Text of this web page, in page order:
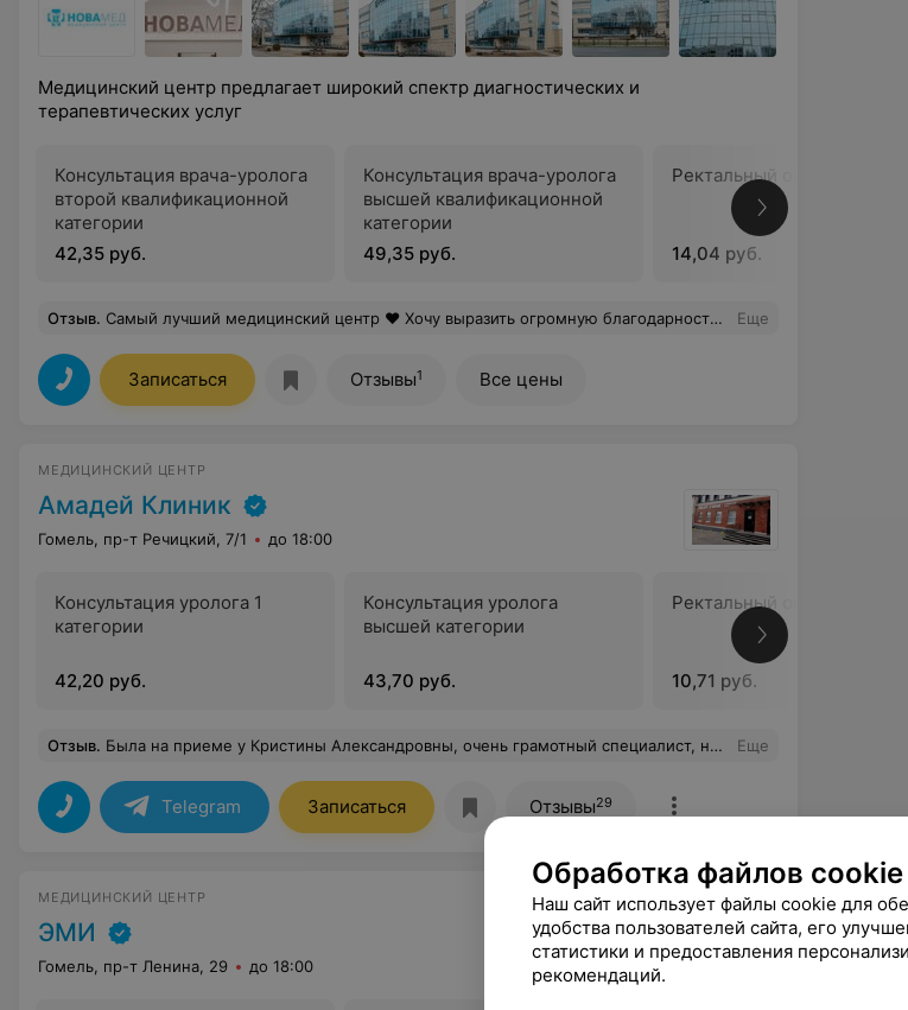
Медицинский центр предлагает широкий спектр диагностических и
терапевтических услуг
Консультация врача-уролога
второй квалификационной
категории
42,35 руб.
Консультация врача-уролога
высшей квалификационной
категории
49,35 руб.
Ректальный осмотр
14,04 руб.
Отзыв. Самый лучший медицинский центр ❤️ Хочу выразить огромную благодарность врачу УЗД Бурмистровой И. В. Вы профессионал своего дела! очень хороший чуткий и добрый человек. А также администраторам клиники за вежливость и хорошее отношение Спасибо вам огромное Еще
Записаться Отзывы1 Все цены
МЕДИЦИНСКИЙ ЦЕНТР
Амадей Клиник
Гомель, пр-т Речицкий, 7/1 до 18:00
Консультация уролога 1
категории
42,20 руб.
Консультация уролога
высшей категории
43,70 руб.
Ректальный осмотр
10,71 руб.
Отзыв. Была на приеме у Кристины Александровны, очень грамотный специалист, на все волнующие вопросы получила ответы. Выражаю огромную благодарность и обязательно буду обращаться еще. Еще
Telegram Записаться Отзывы29
МЕДИЦИНСКИЙ ЦЕНТР
ЭМИ
Гомель, пр-т Ленина, 29 до 18:00
Обработка файлов cookie
Наш сайт использует файлы cookie для
удобства пользователей сайта, его
статистики и предоставления
рекомендаций.